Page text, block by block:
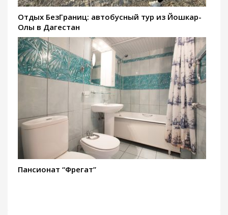
Отдых БезГраниц: автобусный тур из Йошкар-
Олы в Дагестан
Пансионат “Фрегат”